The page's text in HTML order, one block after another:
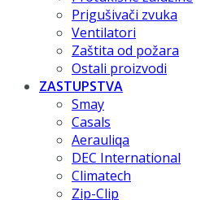
Prigušivači zvuka
Ventilatori
Zaštita od požara
Ostali proizvodi
ZASTUPSTVA
Smay
Casals
Aerauliqa
DEC International
Climatech
Zip-Clip